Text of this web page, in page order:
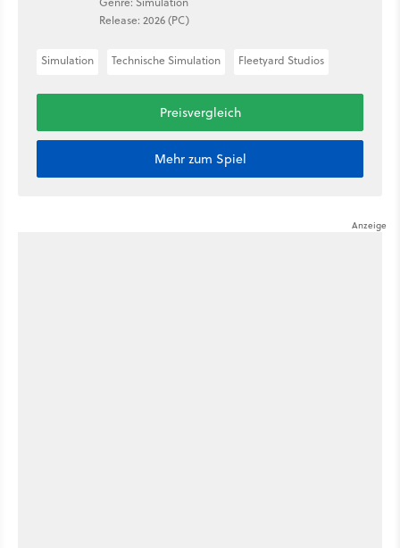
Release: 2026 (PC)
Simulation Technische Simulation Fleetyard Studios
Preisvergleich
Mehr zum Spiel